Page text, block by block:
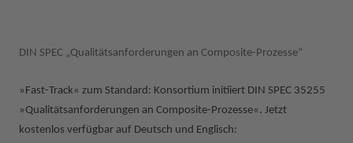
DIN SPEC „Qualitätsanforderungen an Composite-Prozesse“
»Fast-Track« zum Standard: Konsortium initiiert DIN SPEC 35255
»Qualitätsanforderungen an Composite-Prozesse«. Jetzt
kostenlos verfügbar auf Deutsch und Englisch: